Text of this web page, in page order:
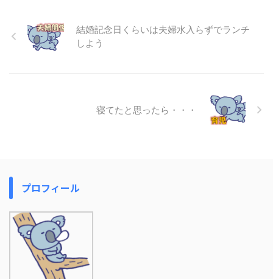
結婚記念日くらいは夫婦水入らずでランチ
しよう
寝てたと思ったら・・・
プロフィール